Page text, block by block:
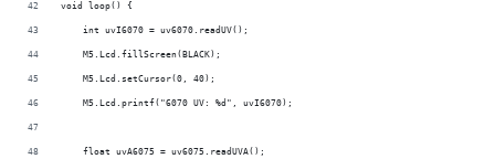
void loop() {
    int uvI6070 = uv6070.readUV();
    M5.Lcd.fillScreen(BLACK);
    M5.Lcd.setCursor(0, 40);
    M5.Lcd.printf("6070 UV: %d", uvI6070);
    float uvA6075 = uv6075.readUVA();